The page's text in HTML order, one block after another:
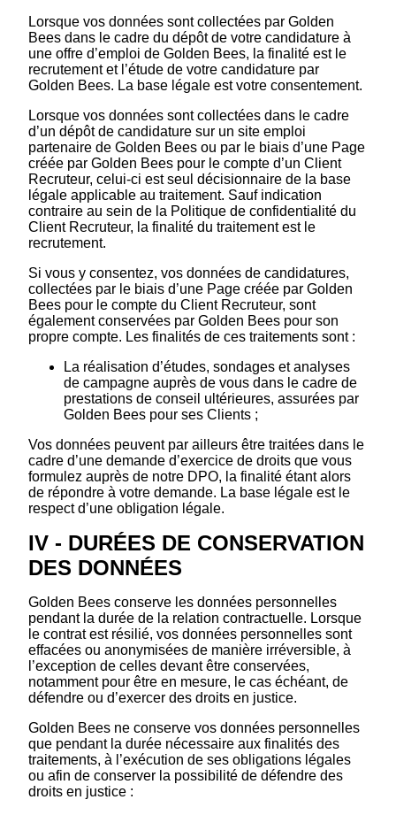
Lorsque vos données sont collectées par Golden
Bees dans le cadre du dépôt de votre candidature à
une offre d’emploi de Golden Bees, la finalité est le
recrutement et l’étude de votre candidature par
Golden Bees. La base légale est votre consentement.
Lorsque vos données sont collectées dans le cadre
d’un dépôt de candidature sur un site emploi
partenaire de Golden Bees ou par le biais d’une Page
créée par Golden Bees pour le compte d’un Client
Recruteur, celui-ci est seul décisionnaire de la base
légale applicable au traitement. Sauf indication
contraire au sein de la Politique de confidentialité du
Client Recruteur, la finalité du traitement est le
recrutement.
Si vous y consentez, vos données de candidatures,
collectées par le biais d’une Page créée par Golden
Bees pour le compte du Client Recruteur, sont
également conservées par Golden Bees pour son
propre compte. Les finalités de ces traitements sont :
La réalisation d’études, sondages et analyses
de campagne auprès de vous dans le cadre de
prestations de conseil ultérieures, assurées par
Golden Bees pour ses Clients ;
Vos données peuvent par ailleurs être traitées dans le
cadre d’une demande d’exercice de droits que vous
formulez auprès de notre DPO, la finalité étant alors
de répondre à votre demande. La base légale est le
respect d’une obligation légale.
IV - DURÉES DE CONSERVATION
DES DONNÉES
Golden Bees conserve les données personnelles
pendant la durée de la relation contractuelle. Lorsque
le contrat est résilié, vos données personnelles sont
effacées ou anonymisées de manière irréversible, à
l’exception de celles devant être conservées,
notamment pour être en mesure, le cas échéant, de
défendre ou d’exercer des droits en justice.
Golden Bees ne conserve vos données personnelles
que pendant la durée nécessaire aux finalités des
traitements, à l’exécution de ses obligations légales
ou afin de conserver la possibilité de défendre des
droits en justice :